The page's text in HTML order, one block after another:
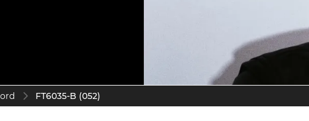
FT6035-B (052)